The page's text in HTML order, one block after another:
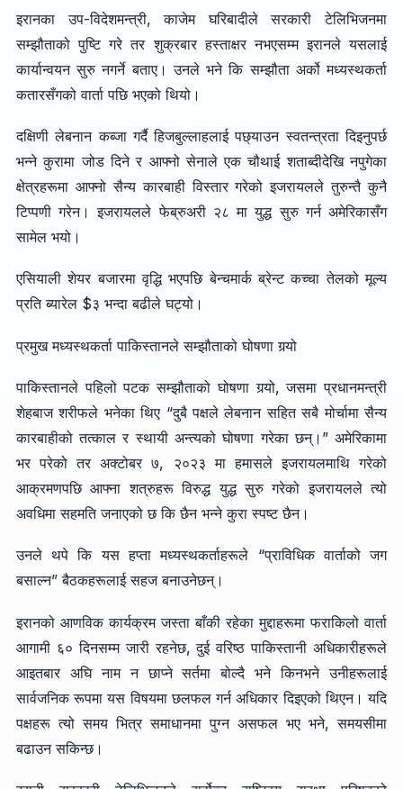
इरानका उप-विदेशमन्त्री, काजेम घरिबादीले सरकारी टेलिभिजनमा
सम्झौताको पुष्टि गरे तर शुक्रबार हस्ताक्षर नभएसम्म इरानले यसलाई
कार्यान्वयन सुरु नगर्ने बताए। उनले भने कि सम्झौता अर्को मध्यस्थकर्ता
कतारसँगको वार्ता पछि भएको थियो।
दक्षिणी लेबनान कब्जा गर्दै हिजबुल्लाहलाई पछ्याउन स्वतन्त्रता दिइनुपर्छ
भन्ने कुरामा जोड दिने र आफ्नो सेनाले एक चौथाई शताब्दीदेखि नपुगेका
क्षेत्रहरूमा आफ्नो सैन्य कारबाही विस्तार गरेको इजरायलले तुरुन्तै कुनै
टिप्पणी गरेन। इजरायलले फेब्रुअरी २८ मा युद्ध सुरु गर्न अमेरिकासँग
सामेल भयो।
एसियाली शेयर बजारमा वृद्धि भएपछि बेन्चमार्क ब्रेन्ट कच्चा तेलको मूल्य
प्रति ब्यारेल $३ भन्दा बढीले घट्यो।
प्रमुख मध्यस्थकर्ता पाकिस्तानले सम्झौताको घोषणा गर्‍यो
पाकिस्तानले पहिलो पटक सम्झौताको घोषणा गर्‍यो, जसमा प्रधानमन्त्री
शेहबाज शरीफले भनेका थिए “दुबै पक्षले लेबनान सहित सबै मोर्चामा सैन्य
कारबाहीको तत्काल र स्थायी अन्त्यको घोषणा गरेका छन्।” अमेरिकामा
भर परेको तर अक्टोबर ७, २०२३ मा हमासले इजरायलमाथि गरेको
आक्रमणपछि आफ्ना शत्रुहरू विरुद्ध युद्ध सुरु गरेको इजरायलले त्यो
अवधिमा सहमति जनाएको छ कि छैन भन्ने कुरा स्पष्ट छैन।
उनले थपे कि यस हप्ता मध्यस्थकर्ताहरूले “प्राविधिक वार्ताको जग
बसाल्न” बैठकहरूलाई सहज बनाउनेछन्।
इरानको आणविक कार्यक्रम जस्ता बाँकी रहेका मुद्दाहरूमा फराकिलो वार्ता
आगामी ६० दिनसम्म जारी रहनेछ, दुई वरिष्ठ पाकिस्तानी अधिकारीहरूले
आइतबार अघि नाम न छाप्ने सर्तमा बोल्दै भने किनभने उनीहरूलाई
सार्वजनिक रूपमा यस विषयमा छलफल गर्न अधिकार दिइएको थिएन। यदि
पक्षहरू त्यो समय भित्र समाधानमा पुग्न असफल भए भने, समयसीमा
बढाउन सकिन्छ।